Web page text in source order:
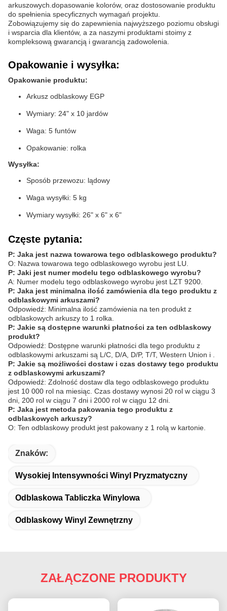
arkuszowych.dopasowanie kolorów, oraz dostosowanie produktu
do spełnienia specyficznych wymagań projektu.
Zobowiązujemy się do zapewnienia najwyższego poziomu obsługi
i wsparcia dla klientów, a za naszymi produktami stoimy z
kompleksową gwarancją i gwarancją zadowolenia.
Opakowanie i wysyłka:
Opakowanie produktu:
Arkusz odblaskowy EGP
Wymiary: 24" x 10 jardów
Waga: 5 funtów
Opakowanie: rolka
Wysyłka:
Sposób przewozu: lądowy
Waga wysyłki: 5 kg
Wymiary wysyłki: 26" x 6" x 6"
Częste pytania:
P: Jaka jest nazwa towarowa tego odblaskowego produktu?
O: Nazwa towarowa tego odblaskowego wyrobu jest LU.
P: Jaki jest numer modelu tego odblaskowego wyrobu?
A: Numer modelu tego odblaskowego wyrobu jest LZT 9200.
P: Jaka jest minimalna ilość zamówienia dla tego produktu z
odblaskowymi arkuszami?
Odpowiedź: Minimalna ilość zamówienia na ten produkt z
odblaskowych arkuszy to 1 rolka.
P: Jakie są dostępne warunki płatności za ten odblaskowy
produkt?
Odpowiedź: Dostępne warunki płatności dla tego produktu z
odblaskowymi arkuszami są L/C, D/A, D/P, T/T, Western Union i .
P: Jakie są możliwości dostaw i czas dostawy tego produktu
z odblaskowymi arkuszami?
Odpowiedź: Zdolność dostaw dla tego odblaskowego produktu
jest 10 000 rol na miesiąc. Czas dostawy wynosi 20 rol w ciągu 3
dni, 200 rol w ciągu 7 dni i 2000 rol w ciągu 12 dni.
P: Jaka jest metoda pakowania tego produktu z
odblaskowych arkuszy?
O: Ten odblaskowy produkt jest pakowany z 1 rolą w kartonie.
Znaków:
Wysokiej Intensywności Winyl Pryzmatyczny
Odblaskowa Tabliczka Winylowa
Odblaskowy Winyl Zewnętrzny
ZAŁĄCZONE PRODUKTY